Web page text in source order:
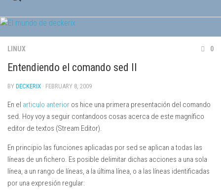
to
content
LINUX 0
Entendiendo el comando sed II
BY DECKERIX · FEBRUARY 8, 2009
En el articulo anterior os hice una primera presentación del comando
sed. Hoy voy a seguir contandoos cosas acerca de este magnífico
editor de textos (Stream Editor).
En principio las funciones aplicadas por sed se aplican a todas las
líneas de un fichero. Es posible delimitar dichas acciones a una sola
línea, a un rango de líneas, a la última línea, o a las líneas identificadas
por una expresión regular: